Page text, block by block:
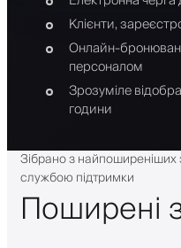
Клієнти,
Онлайн-
персоналом
Зрозуміле
години
Зібрано з
службою підтримки
Поширені